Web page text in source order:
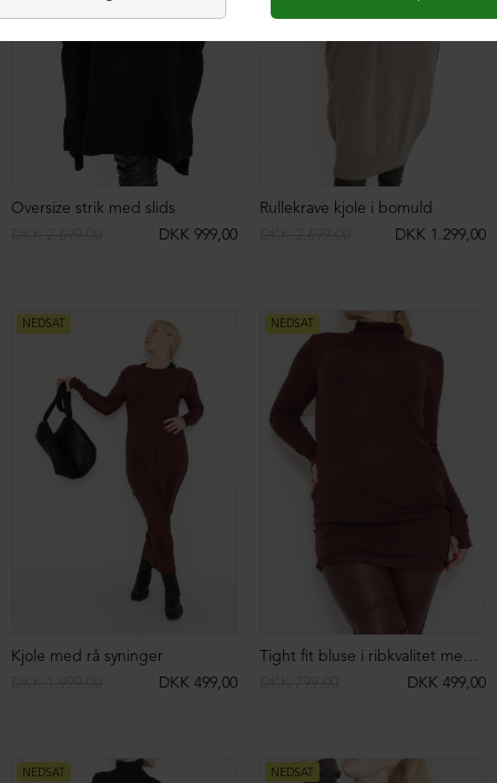
Bluse med bådudskæring
DKK 1.499,00
DKK 4.799,00
NEDSAT
Baggy sweat pants med lommer
NEDSAT
Strik sweater i bomuld